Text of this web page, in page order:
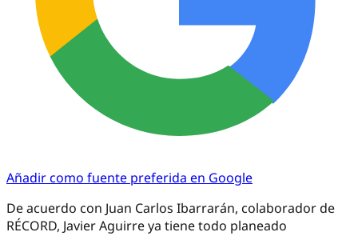
Añadir como fuente preferida en Google
De acuerdo con Juan Carlos Ibarrarán, colaborador de
RÉCORD, Javier Aguirre ya tiene todo planeado